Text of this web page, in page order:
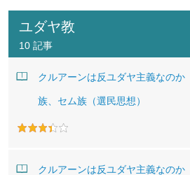
ユダヤ教
10 記事
クルアーンは反ユダヤ主義なのか
族、セム族（選民思想）
クルアーンは反ユダヤ主義なのか